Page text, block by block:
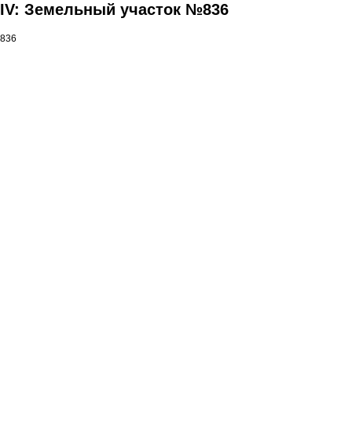
IV: Земельный участок №836
836